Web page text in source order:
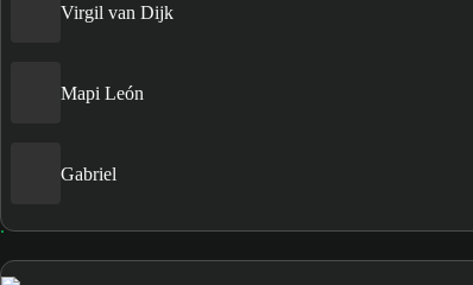
Virgil van Dijk
Mapi León
Gabriel